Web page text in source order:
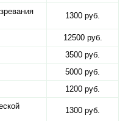
1300 руб.
12500 руб.
3500 руб.
5000 руб.
1200 руб.
1300 руб.